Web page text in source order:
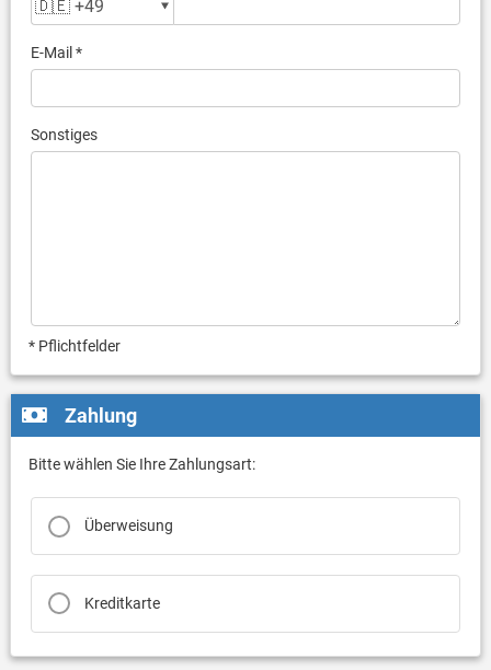
E-Mail *
Sonstiges
* Pflichtfelder
Zahlung
Bitte wählen Sie Ihre Zahlungsart:
Überweisung
Kreditkarte